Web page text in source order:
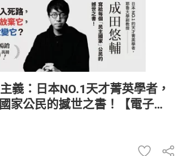
義：日本NO.1天才菁英學者，
家公民的撼世之書！【電子